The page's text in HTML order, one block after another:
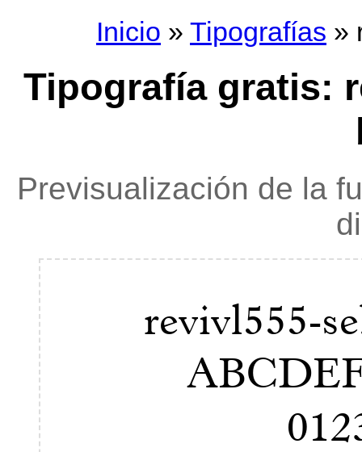
Inicio » Tipografías »
Tipografía gratis:
Previsualización de la
revivl555-